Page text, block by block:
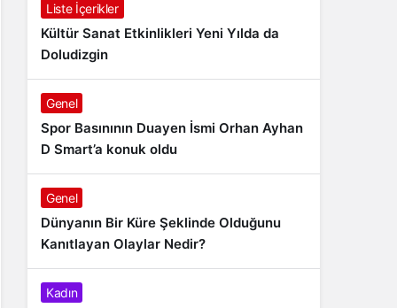
Liste İçerikler
Kültür Sanat Etkinlikleri Yeni Yılda da
Doludizgin
Genel
Spor Basınının Duayen İsmi Orhan Ayhan
D Smart’a konuk oldu
Genel
Dünyanın Bir Küre Şeklinde Olduğunu
Kanıtlayan Olaylar Nedir?
Kadın